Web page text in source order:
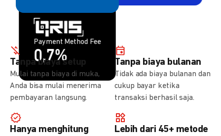
Payment Method Fee
0,7%
Payment Method Fee
1,5%
Tanpa biaya setup
Mulai tanpa biaya di muka,
Anda bisa mulai menerima
pembayaran langsung.
Tanpa biaya bulanan
Tidak ada biaya bulanan dan
cukup bayar ketika
transaksi berhasil saja.
Hanya menghitung
Lebih dari 45+ metode